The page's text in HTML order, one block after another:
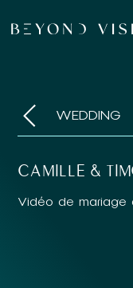
WEDDING
CAMILLE &
Vidéo de mariage